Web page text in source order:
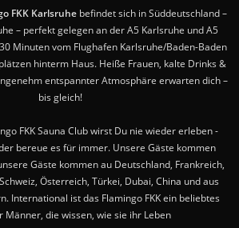
FKK Karlsruhe befindet sich in Süddeutschland –
– perfekt gelegen an der A5 Karlsruhe und A5
Minuten vom Flughafen Karlsruhe/Baden-Baden
hinterm Haus. Heiße Frauen, kalte Drinks &
entspannter Atmosphäre erwarten dich –
bis gleich!
FKK Sauna Club wirst Du nie wieder erleben -
bereue es für immer. Unsere Gäste kommen
Gäste kommen au Deutschland, Frankreich,
Österreich, Türkei, Dubai, China und aus
International ist das Flamingo FKK ein beliebtes
Männer, die wissen, wie sie ihr Leben